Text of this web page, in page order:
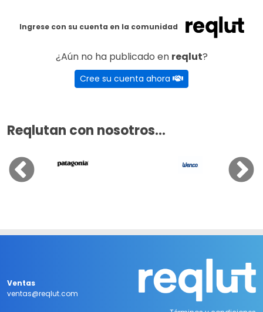
Ingrese con su cuenta en la comunidad
¿Aún no ha publicado en reqlut?
Cree su cuenta ahora
Reqlutan con nosotros...
Ventas
ventas@reqlut.com